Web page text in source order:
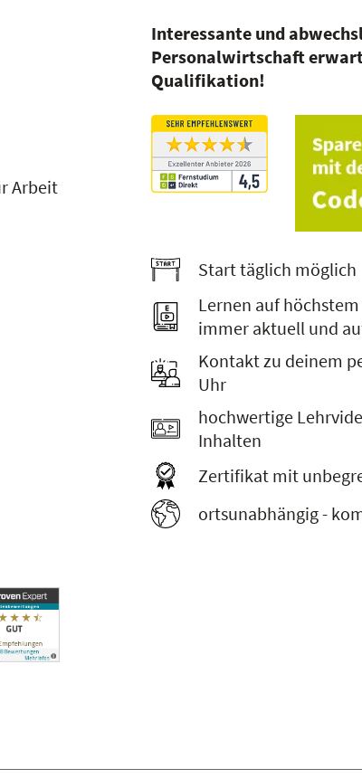
Arbeit
Interessante und
Personalwirtschaft
Qualifikation!
Start täglich möglich
Lernen auf
immer aktuell und
Kontakt zu deinem
Uhr
hochwertige
Inhalten
Zertifikat mit
ortsunabhängig -